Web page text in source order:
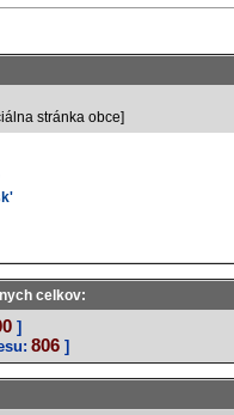
stránka obce]
celkov:
]
806 ]